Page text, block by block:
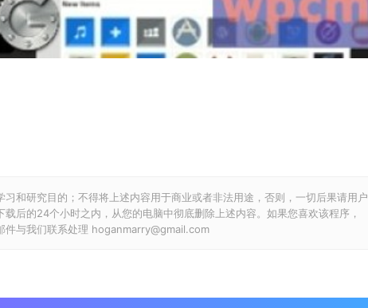
和研究目的；不得将上述内容用于商业或者非法用途，否则，一切后果请用户
后的24个小时之内，从您的电脑中彻底删除上述内容。如果您喜欢该程序，
件与我们联系处理 hoganmarry@gmail.com